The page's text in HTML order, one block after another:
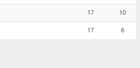
17 10
17 6